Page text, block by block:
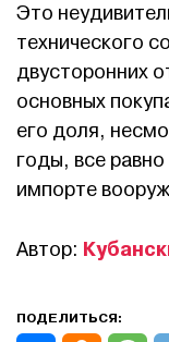
Это
технического
двусторонних
основных
его доля,
годы, все
импорте
Автор:
ПОДЕЛИТЬСЯ: